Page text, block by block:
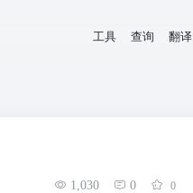
工具 查询 翻译
1,030 0 0